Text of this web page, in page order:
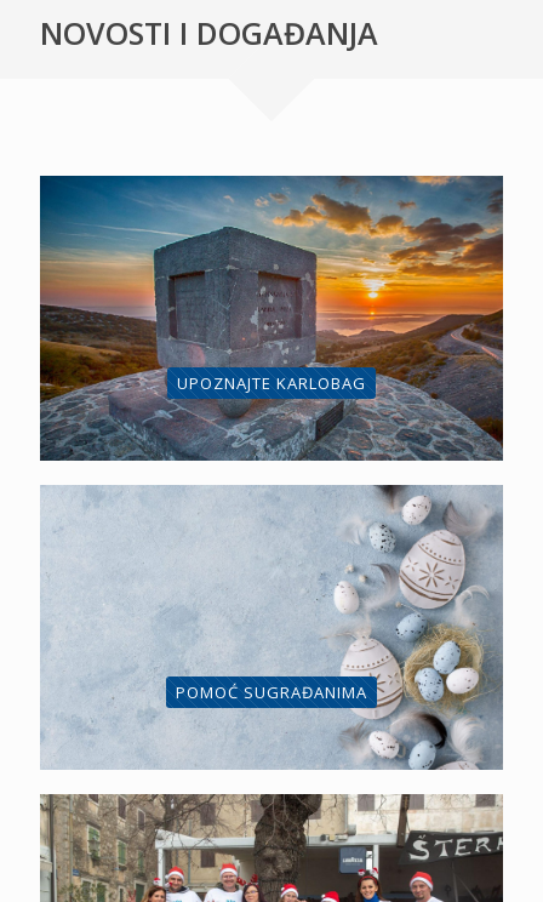
NOVOSTI I DOGAĐANJA
UPOZNAJTE KARLOBAG
POMOĆ SUGRAĐANIMA